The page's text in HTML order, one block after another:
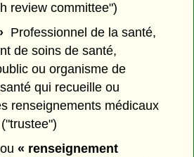
review committee")
Professionnel de la santé,
de soins de santé,
ou organisme de
qui recueille ou
renseignements médicaux
« renseignement